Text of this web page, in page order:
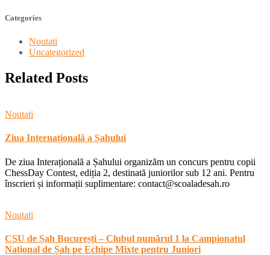
Categories
Noutati
Uncategorized
Related Posts
Noutati
Ziua Internațională a Șahului
De ziua Interațională a Șahului organizăm un concurs pentru copii
ChessDay Contest, ediția 2, destinată juniorilor sub 12 ani. Pentru
înscrieri și informații suplimentare: contact@scoaladesah.ro
Noutati
CSU de Șah București – Clubul numărul 1 la Campionatul
Național de Șah pe Echipe Mixte pentru Juniori